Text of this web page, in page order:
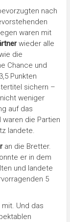
nach
waren mit
wieder alle
die
Chance und
Punkten
sichern –
weniger
auf das
die Partien
landete.
an die Bretter.
er in dem
und landete
5
Und das